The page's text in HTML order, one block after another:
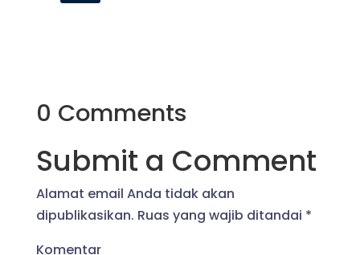
0 Comments
Submit a Comment
Alamat email Anda tidak akan
dipublikasikan. Ruas yang wajib ditandai *
Komentar